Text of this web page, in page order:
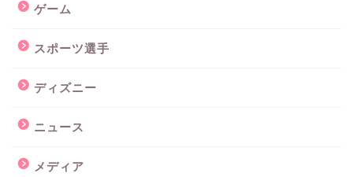
ゲーム
スポーツ選手
ディズニー
ニュース
メディア